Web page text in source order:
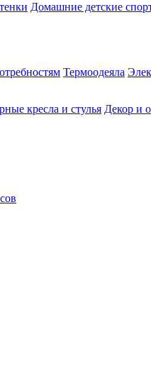
Домашние детские
Термоодеяла
кресла и стулья Декор и